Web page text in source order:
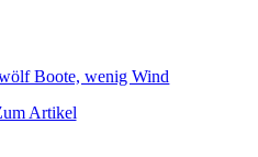
Boote, wenig Wind
Artikel